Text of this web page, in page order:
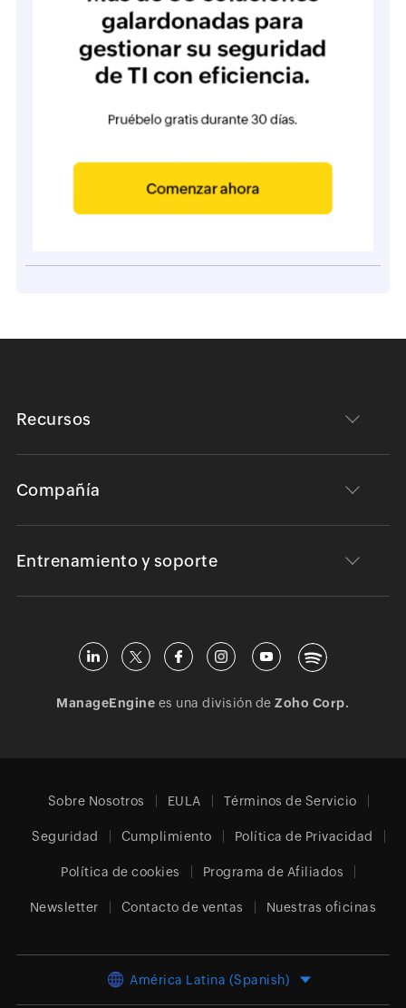
Recursos
Compañía
Entrenamiento y soporte
ManageEngine es una división deZoho Corp.
Sobre Nosotros EULA Términos de Servicio
Seguridad Cumplimiento Política de Privacidad
Política de cookies Programa de Afiliados
Newsletter Contacto de ventas Nuestras oficinas
América Latina (Spanish)